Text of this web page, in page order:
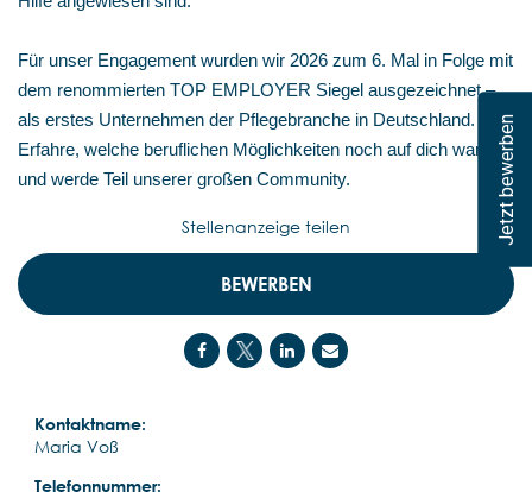
Jetzt bewerben
Für unser Engagement wurden wir 2026 zum 6. Mal in Folge mit
dem renommierten TOP EMPLOYER Siegel ausgezeichnet –
als erstes Unternehmen der Pflegebranche in Deutschland.
Erfahre, welche beruflichen Möglichkeiten noch auf dich warten,
und werde Teil unserer großen Community.
BEWERBEN
Kontaktname:
Maria Voß
Telefonnummer:
Stellenanzeige teilen